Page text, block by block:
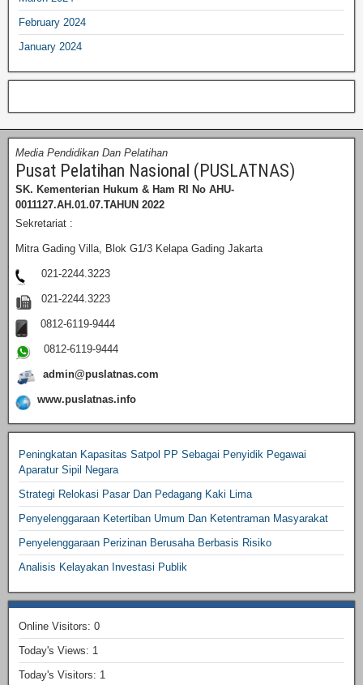
February 2024
January 2024
Media Pendidikan Dan Pelatihan
Pusat Pelatihan Nasional (PUSLATNAS)
SK. Kementerian Hukum & Ham RI
No AHU-
0011127.AH.01.07.TAHUN 2022
Sekretariat :
Mitra Gading Villa, Blok G1/3 Kelapa Gading Jakarta
021-2244.3223
021-2244.3223
0812-6119-9444
0812-6119-9444
admin@puslatnas.com
www.puslatnas.info
Peningkatan Kapasitas Satpol PP Sebagai Penyidik Pegawai
Aparatur Sipil Negara
Strategi Relokasi Pasar Dan Pedagang Kaki Lima
Penyelenggaraan Ketertiban Umum Dan Ketentraman Masyarakat
Penyelenggaraan Perizinan Berusaha Berbasis Risiko
Analisis Kelayakan Investasi Publik
Online Visitors: 0
Today's Views: 1
Today's Visitors: 1